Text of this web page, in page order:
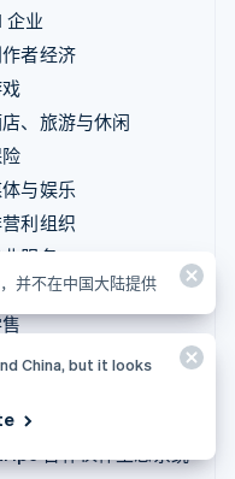
企业
者经济
、旅游与休闲
与娱乐
利组织
服务
部门
成与定制解决方案
App Marketplace
并不在中国大陆提供
China, but it looks